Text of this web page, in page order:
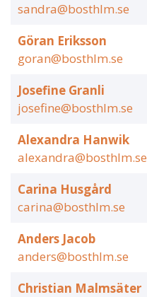
sandra@bosthlm.se
Göran Eriksson
goran@bosthlm.se
Josefine Granli
josefine@bosthlm.se
Alexandra Hanwik
alexandra@bosthlm.se
Carina Husgård
carina@bosthlm.se
Anders Jacob
anders@bosthlm.se
Christian Malmsäter